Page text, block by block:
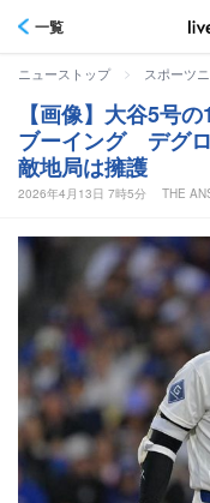
一覧
ニューストップ > スポーツ
【画像】大谷5号
ブーイング デグロ
敵地局は擁護
2026年4月13日 7時5分 THE